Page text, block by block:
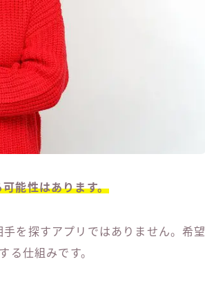
能性はあります。
を探すアプリではありません。希望
る仕組みです。